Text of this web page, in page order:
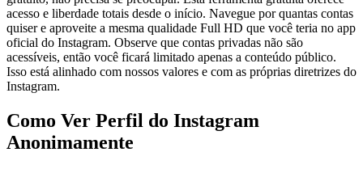
acesso e liberdade totais desde o início. Navegue por quantas contas
quiser e aproveite a mesma qualidade Full HD que você teria no app
oficial do Instagram. Observe que contas privadas não são
acessíveis, então você ficará limitado apenas a conteúdo público.
Isso está alinhado com nossos valores e com as próprias diretrizes do
Instagram.
Como Ver Perfil do Instagram
Anonimamente